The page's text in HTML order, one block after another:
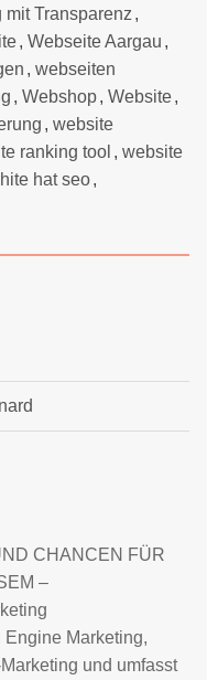
Transparenz ,
, Webseite Aargau ,
, webseiten
, Webshop, Website,
, website
ranking tool , website
hat seo,
CHANCEN FÜR
–
Marketing,
und umfasst